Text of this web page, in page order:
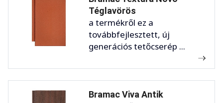
Téglavörös
a termékről ez a
továbbfejlesztett, új
generációs tetőcserép ...
Bramac Viva Antik